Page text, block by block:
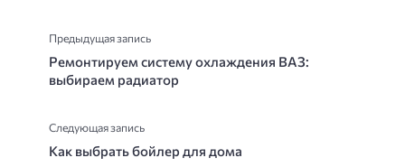
Предыдущая запись
Ремонтируем систему охлаждения ВАЗ:
выбираем радиатор
Следующая запись
Как выбрать бойлер для дома